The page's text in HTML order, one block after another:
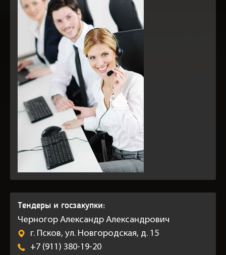
Тендеры и госзакупки:
Черногор Александр Александрович
г. Псков, ул. Новгородская, д. 15
+7 (911) 380-19-20